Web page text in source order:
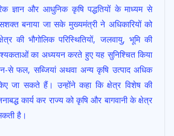
ज्ञान और आधुनिक कृषि पद्धतियों के माध्यम से
बनाया जा सके मुख्यमंत्री ने अधिकारियों को
की भौगोलिक परिस्थितियों, जलवायु, भूमि की
का अध्ययन करते हुए यह सुनिश्चित किया
से फल, सब्जियां अथवा अन्य कृषि उत्पाद अधिक
जा सकते हैं। उन्होंने कहा कि क्षेत्र विशेष की
कार्य कर राज्य को कृषि और बागवानी के क्षेत्र
है।